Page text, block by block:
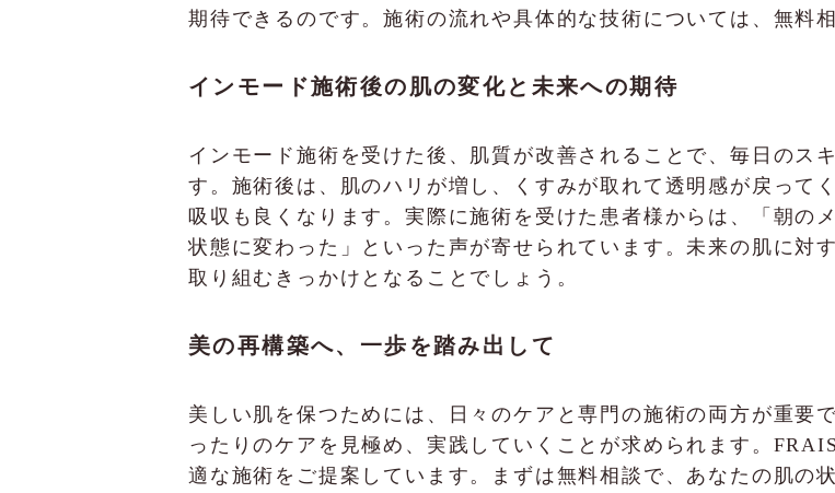
期待できるのです。施術の流れや具体的な技術については、無料
インモード施術後の肌の変化と未来への期待
インモード施術を受けた後、肌質が改善されることで、毎日のス
す。施術後は、肌のハリが増し、くすみが取れて透明感が戻って
吸収も良くなります。実際に施術を受けた患者様からは、「朝の
状態に変わった」といった声が寄せられています。未来の肌に対
取り組むきっかけとなることでしょう。
美の再構築へ、一歩を踏み出して
美しい肌を保つためには、日々のケアと専門の施術の両方が重要
ったりのケアを見極め、実践していくことが求められます。
適な施術をご提案しています。まずは無料相談で、あなたの肌の